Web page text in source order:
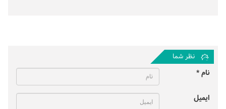
نظر شما
نام *
ایمیل